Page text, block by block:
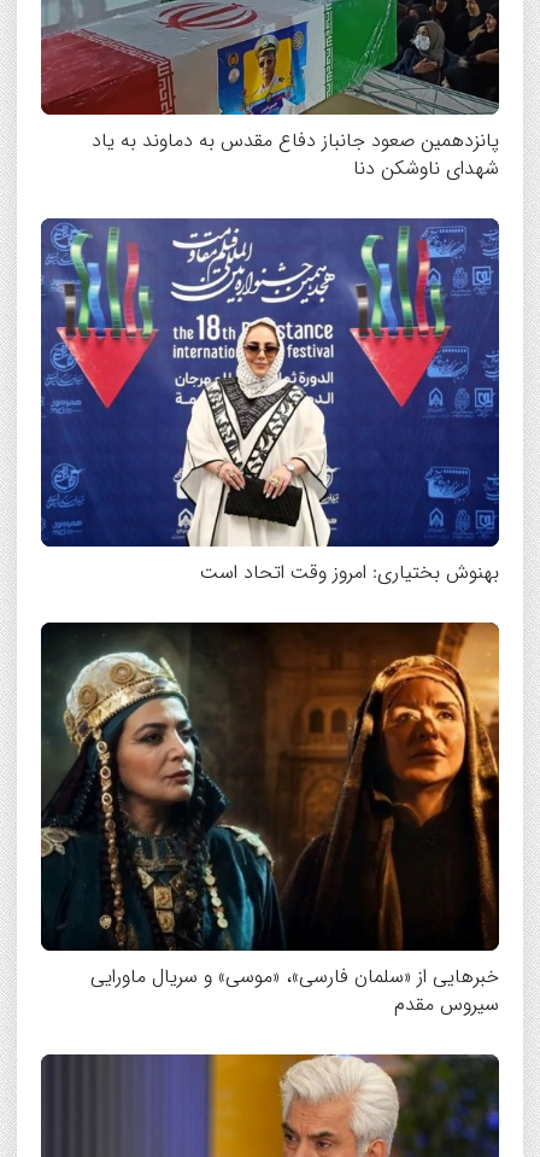
پانزدهمین صعود جانباز دفاع مقدس به دماوند به یاد
شهدای ناوشکن دنا
بهنوش بختیاری: امروز وقت اتحاد است
خبرهایی از «سلمان فارسی»، «موسی» و سریال ماورایی
سیروس مقدم